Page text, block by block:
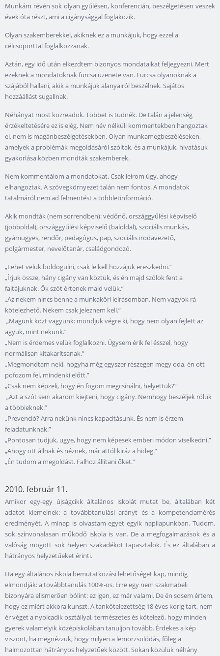
Munkám révén sok olyan gyűlésen, konferencián, beszélgetésen veszek
évek óta részt, ami a cigánysággal foglakozik.
Olyan szakemberekkel, akiknek ez a munkájuk, hogy ezzel a
célcsoporttal foglalkozzanak.
Aztán, egy idő után elkezdtem bizonyos mondataikat feljegyezni. Mert
ezeknek a mondatoknak furcsa üzenete van. Furcsa olyanoknak a
szájából hallani, akik a munkájuk alanyairól beszélnek. Sajátos
hozzáállást sugallnak.
Néhányat most közreadok. Többet is tudnék. De talán a jelenség
érzékeltetésére ez is elég. Nem név nélküli kommentekben hangoztak
el, nem is magánbeszélgetésekben. Olyan munkamegbeszéléseken,
amelyek a problémák megoldásáról szóltak, és a munkájuk, hivatásuk
gyakorlása közben mondták szakemberek.
Nem kommentálom a mondatokat. Csak leírom úgy, ahogy
elhangoztak. A szövegkörnyezet talán nem fontos. A mondatok
tatalmáról nem ad felmentést a többletinformáció.
Akik mondták (nem sorrendben): védőnő, országgyűlési képviselő
(jobboldal), országgyűlési képviselő (baloldal), szociális munkás,
gyámügyes, rendőr, pedagógus, pap, szociális irodavezető,
polgármester, nevelőtanár, családgondozó.
„Lehet velük boldogulni, csak le kell hozzájuk ereszkedni.”
„Írjuk össze, hány cigány van köztük, és én majd szólok fent a
fajtájuknak. Ők szót értenek majd velük.”
„Az nekem nincs benne a munkaköri leírásomban. Nem vagyok rá
kötelezhető. Nekem csak jeleznem kell.”
„Magunk közt vagyunk: mondjuk végre ki, hogy nem olyan fejlett az
agyuk, mint nekünk.”
„Nem is érdemes velük foglalkozni. Úgysem érik fel ésszel, hogy
normálisan kitakarítsanak.”
„Megmondtam neki, hogyha még egyszer részegen megy oda, én ott
pofozom fel, mindenki előtt.”
„Csak nem képzeli, hogy én fogom megcsinálni, helyettük?”
„Azt a szót sem akarom kiejteni, hogy cigány. Nemhogy beszéljek róluk
a többieknek.”
„Prevenció? Arra nekünk nincs kapacitásunk. És nem is érzem
feladatunknak.”
„Pontosan tudjuk, ugye, hogy nem képesek emberi módon viselkedni.”
„Ahogy ott állnak és néznek, már attól kiráz a hideg.”
„Én tudom a megoldást. Falhoz állítani őket.”
2010. február 11.
Amikor egy-egy újságcikk általános iskolát mutat be, általában két
adatot kiemelnek: a továbbtanulási arányt és a kompetenciamérés
eredményét. A minap is olvastam egyet egyik napilapunkban. Tudom,
sok színvonalasan működő iskola is van. De a megfogalmazások és a
valóság mögött sok helyen szakadékot tapasztalok. És ez általában a
hátrányos helyzetűeket érinti.
Ha egy általános iskola bemutatkozási lehetőséget kap, mindig
elmondják: a továbbtanulás 100%-os. Erre egy nem szakmabeli
bizonyára elismerően bólint: ez igen, ez már valami. De én sosem értem,
hogy ez miért akkora kunszt. A tankötelezettség 18 éves korig tart, nem
ér véget a nyolcadik osztállyal, természetes és kötelező, hogy minden
gyerek valamelyik középiskolában tanuljon tovább. Érdekes a kép
viszont, ha megnézzük, hogy milyen a lemorzsolódás, főleg a
halmozottan hátrányos helyzetűek között. Sokan közülük néhány